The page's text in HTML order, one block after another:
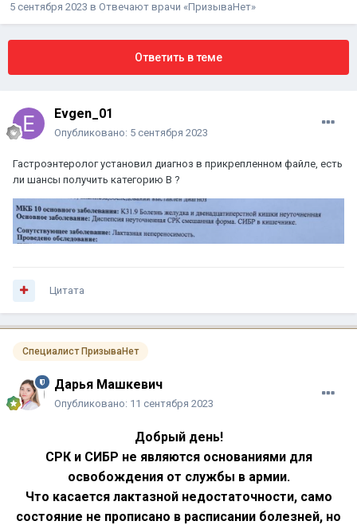
5 сентября 2023 в Отвечают врачи «ПризываНет»
Ответить в теме
Evgen_01
Опубликовано: 5 сентября 2023
Гастроэнтеролог установил диагноз в прикрепленном файле, есть
ли шансы получить категорию В ?
Цитата
Специалист ПризываНет
Дарья Машкевич
Опубликовано: 11 сентября 2023
Добрый день!
СРК и СИБР не являются основаниями для
освобождения от службы в армии.
Что касается лактазной недостаточности, само
состояние не прописано в расписании болезней, но